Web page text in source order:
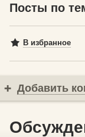
Посты по
В избранное
Добавить